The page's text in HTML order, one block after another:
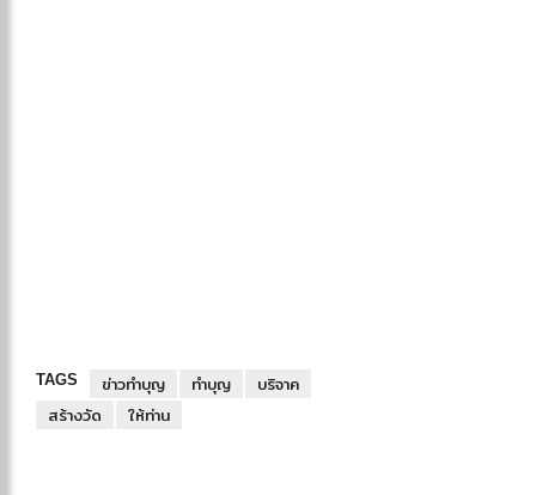
TAGS ข่าวทำบุญ ทำบุญ
บริจาค
สร้างวัด
ให้ท่าน